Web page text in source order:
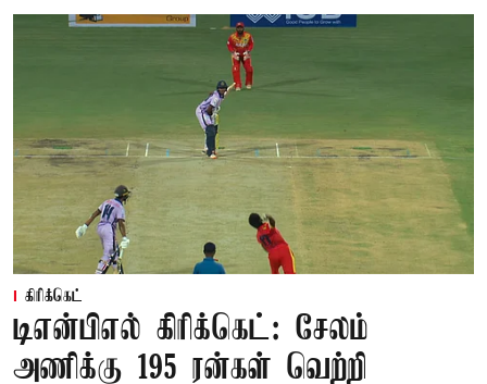
கிரிக்கெட்
டிஎன்பிஎல் கிரிக்கெட்: சேலம்
அணிக்கு 195 ரன்கள் வெற்றி